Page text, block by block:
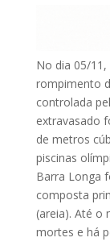
No dia 05/
rompimento
controlada
extravasado
de metros
piscinas
Barra Longa
composta
(areia). Até o
mortes e há